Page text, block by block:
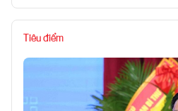
Tiêu điểm